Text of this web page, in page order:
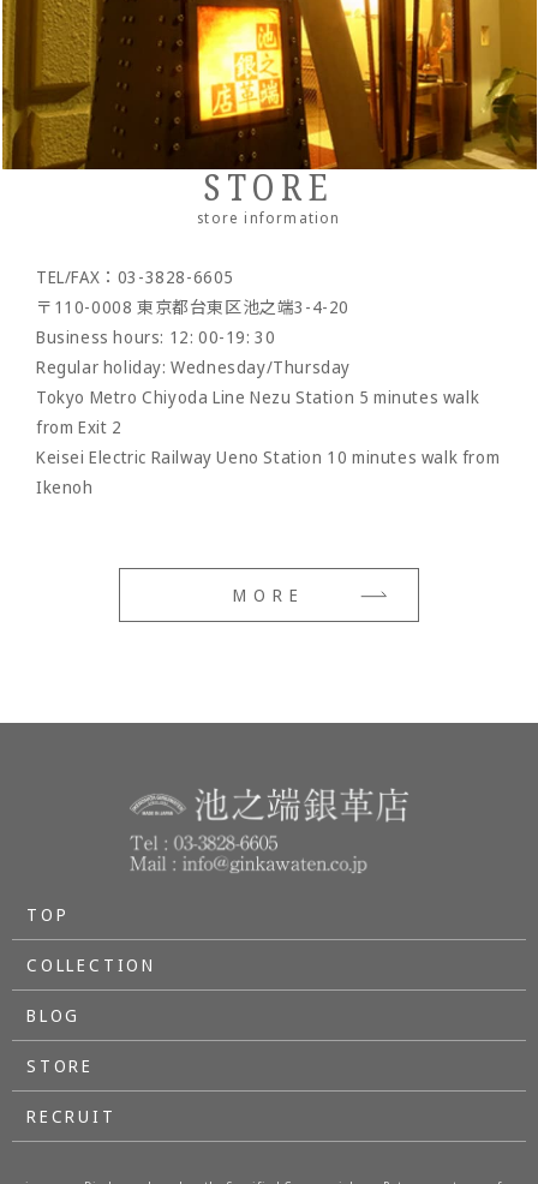
・Zipper wallet
- Dress belt
- Casual belt
- Mesh belt
・others
- Mobile ashtray/smoking utensils
-Wallet chain/
Wallet rope
- Clock/Clock accessories
- Maintenance goods
- option
- Sakosh
Cordovan
Sukumo
Others by leather material
Reserved product
STORE
store information
TEL/FAX：03-3828-6605
〒110-0008 東京都台東区池之端3-4-20
Business hours: 12: 00-19: 30
Regular holiday: Wednesday/Thursday
Tokyo Metro Chiyoda Line Nezu Station 5 minutes walk
from Exit 2
Keisei Electric Railway Ueno Station 10 minutes walk from
Ikenoh
MORE
TOP
COLLECTION
BLOG
STORE
RECRUIT